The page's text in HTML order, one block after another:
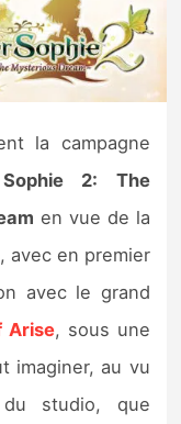
la campagne
2: The
en vue de la
avec en premier
avec le grand
Arise, sous une
imaginer, au vu
du studio, que